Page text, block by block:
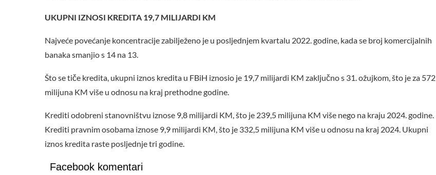
UKUPNI IZNOSI KREDITA 19,7 MILIJARDI KM
Najveće povećanje koncentracije zabilježeno je u posljednjem kvartalu 2022. godine, kada se broj komercijalnih
banaka smanjio s 14 na 13.
Što se tiče kredita, ukupni iznos kredita u FBiH iznosio je 19,7 milijardi KM zaključno s 31. ožujkom, što je za 572
milijuna KM više u odnosu na kraj prethodne godine.
Krediti odobreni stanovništvu iznose 9,8 milijardi KM, što je 239,5 milijuna KM više nego na kraju 2024. godine.
Krediti pravnim osobama iznose 9,9 milijardi KM, što je 332,5 milijuna KM više u odnosu na kraj 2024. Ukupni
iznos kredita raste posljednje tri godine.
Facebook komentari